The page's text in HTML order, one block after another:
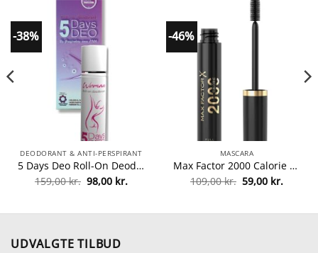
-38%
DEODORANT & ANTI-PERSPIRANT
5 Days Deo Roll-On Deodorant 30 ml – Women fra 5 Days DEO
159,00kr. Den
oprindelige
159,00 kr..
98,00 kr.Den
98,00 kr..
-46%
MASCARA
Max Factor 2000 Calorie Mascara 9 ml – Black fra Max Factor
109,00kr. Den
oprindelige
109,00 kr..
59,00 kr.Den
59,00
kr..
UDVALGTE TILBUD